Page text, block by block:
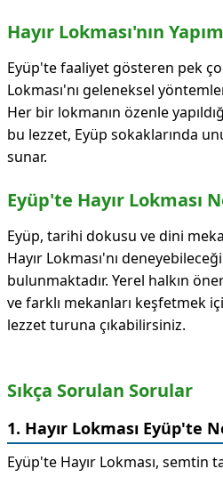
Hayır Lokması'nın
Eyüp'te faaliyet gösteren pek
Lokması'nı geleneksel
Her bir lokmanın özenle
bu lezzet, Eyüp sokaklarında
sunar.
Eyüp'te Hayır Lokması
Eyüp, tarihi dokusu ve dini
Hayır Lokması'nı
bulunmaktadır. Yerel halkın
ve farklı mekanları keşfetmek
lezzet turuna çıkabilirsiniz.
Sıkça Sorulan Sorular
1. Hayır Lokması Eyüp'te
Eyüp'te Hayır Lokması,